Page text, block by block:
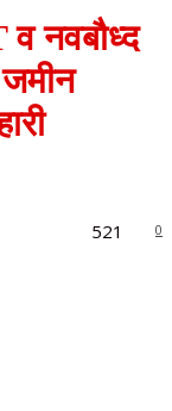
व नवबौध्द
जमीन
0
521